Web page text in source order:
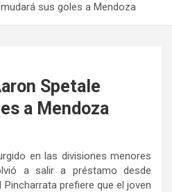
sus goles a Mendoza
Spetale
a Mendoza
en las divisiones menores
a salir a préstamo desde
Pincharrata prefiere que el joven